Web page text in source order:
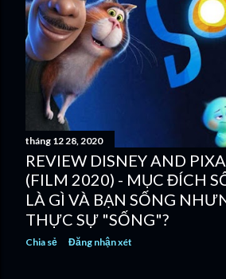
tháng 12 28, 2020
REVIEW DISNEY AND
(FILM 2020) - MỤC ĐÍCH
LÀ GÌ VÀ BẠN SỐNG
THỰC SỰ "SỐNG"?
Chia sẻ Đăng nhận xét